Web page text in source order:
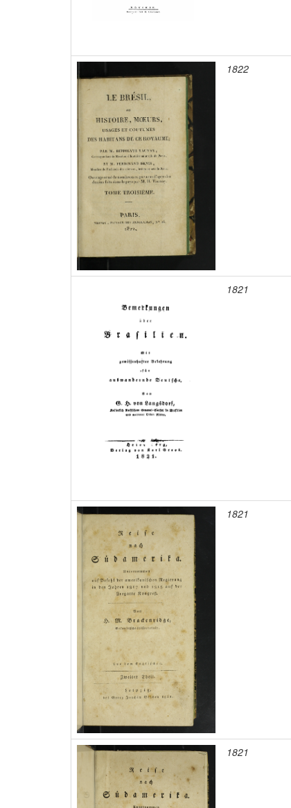
1822
1821
1821
1821